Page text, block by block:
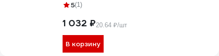
5(1)
1 032 ₽20.64 ₽/шт
В корзину